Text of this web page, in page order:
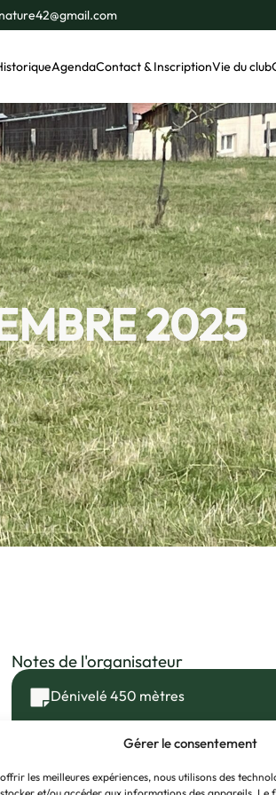
Gérer le consentement
les meilleures expériences, nous utilisons des
AgendaContact & InscriptionVie du club
2025
Notes de l'organisateur
Dénivelé 450 mètres